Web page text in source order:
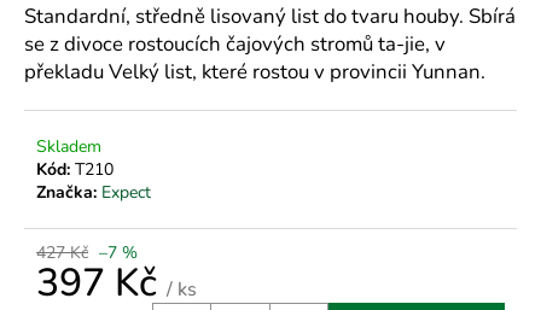
Standardní, středně lisovaný list do tvaru houby. Sbírá
se z divoce rostoucích čajových stromů ta-jie, v
překladu Velký list, které rostou v provincii Yunnan.
Skladem
Kód: T210
Značka: Expect
427 Kč –7 %
397 Kč / ks
D
o
p
o
u
č
u